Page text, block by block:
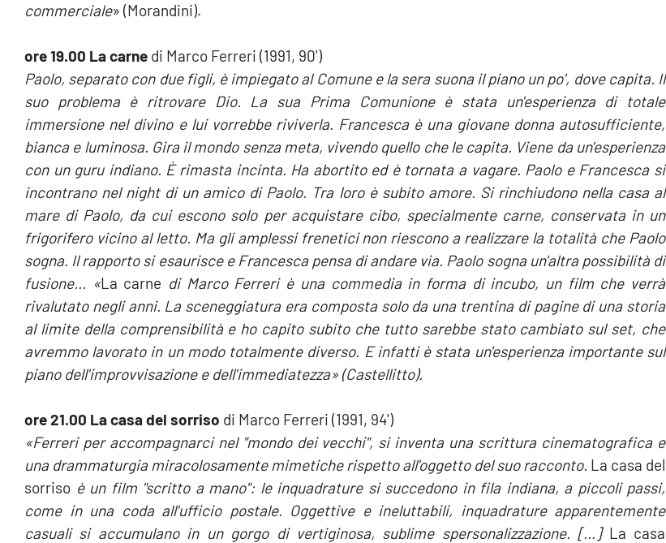
commerciale» (Morandini).
ore 19.00 La carne di Marco Ferreri (1991, 90')
Paolo, separato con due figli, è impiegato al Comune e la sera suona il piano un po', dove capita. Il
suo problema è ritrovare Dio. La sua Prima Comunione è stata un'esperienza di totale
immersione nel divino e lui vorrebbe riviverla. Francesca è una giovane donna autosufficiente,
bianca e luminosa. Gira il mondo senza meta, vivendo quello che le capita. Viene da un'esperienza
con un guru indiano. È rimasta incinta. Ha abortito ed è tornata a vagare. Paolo e Francesca si
incontrano nel night di un amico di Paolo. Tra loro è subito amore. Si rinchiudono nella casa al
mare di Paolo, da cui escono solo per acquistare cibo, specialmente carne, conservata in un
frigorifero vicino al letto. Ma gli amplessi frenetici non riescono a realizzare la totalità che Paolo
sogna. Il rapporto si esaurisce e Francesca pensa di andare via. Paolo sogna un'altra possibilità di
fusione... «La carne di Marco Ferreri è una commedia in forma di incubo, un film che verrà
rivalutato negli anni. La sceneggiatura era composta solo da una trentina di pagine di una storia
al limite della comprensibilità e ho capito subito che tutto sarebbe stato cambiato sul set, che
avremmo lavorato in un modo totalmente diverso. E infatti è stata un'esperienza importante sul
piano dell'improvvisazione e dell'immediatezza» (Castellitto).
ore 21.00 La casa del sorriso di Marco Ferreri (1991, 94')
«Ferreri per accompagnarci nel "mondo dei vecchi", si inventa una scrittura cinematografica e
una drammaturgia miracolosamente mimetiche rispetto all'oggetto del suo racconto. La casa del
sorriso è un film "scritto a mano": le inquadrature si succedono in fila indiana, a piccoli passi,
come in una coda all'ufficio postale. Oggettive e ineluttabili, inquadrature apparentemente
casuali si accumulano in un gorgo di vertiginosa, sublime spersonalizzazione. […]La casa